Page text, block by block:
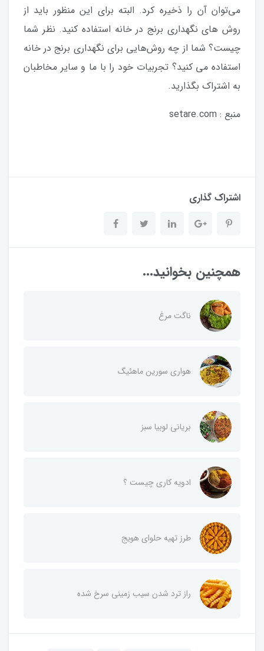
می‌توان آن را ذخیره کرد. البته برای این منظور باید از
روش های نگهداری برنج در خانه استفاده کنید. نظر شما
چیست؟ شما از چه روش‌هایی برای نگهداری برنج در خانه
استفاده می کنید؟ تجربیات خود را با ما و سایر مخاطبان
به اشتراک بگذارید.
منبع : setare.com
اشتراک گذاری
همچنین بخوانید...
ناگت مرغ
هواری سورین ماهئیگ
بریانی لوبیا سبز
ادویه کاری چیست ؟
طرز تهیه حلوای هویج
راز ترد شدن سیب زمینی سرخ شده